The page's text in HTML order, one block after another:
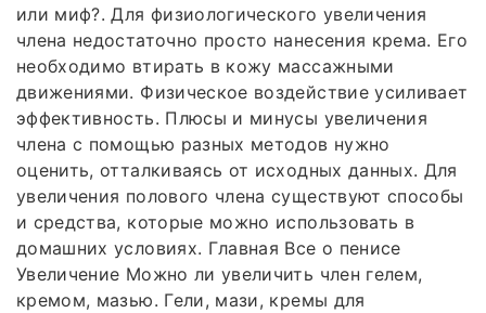
или миф?. Для физиологического увеличения
члена недостаточно просто нанесения крема. Его
необходимо втирать в кожу массажными
движениями. Физическое воздействие усиливает
эффективность. Плюсы и минусы увеличения
члена с помощью разных методов нужно
оценить, отталкиваясь от исходных данных. Для
увеличения полового члена существуют способы
и средства, которые можно использовать в
домашних условиях. Главная Все о пенисе
Увеличение Можно ли увеличить член гелем,
кремом, мазью. Гели, мази, кремы для